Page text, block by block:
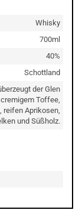
Whisky
700ml
40%
Schottland
der Glen
Toffee,
reifen Aprikosen,
und Süßholz.